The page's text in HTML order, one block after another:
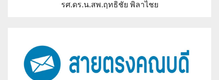
รศ.ดร.น.สพ.ฤทธิชัย พิลาไชย